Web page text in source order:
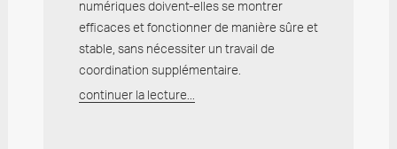
numériques doivent-elles se montrer
efficaces et fonctionner de manière sûre et
stable, sans nécessiter un travail de
coordination supplémentaire.
continuer la lecture...